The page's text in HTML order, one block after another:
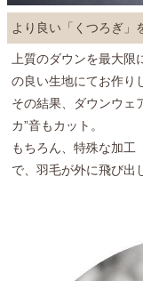
より良い「くつろぎ」
上質のダウンを最大
の良い生地にてお作り
その結果、ダウンウェ
カ”音もカット。
もちろん、特殊な加工
で、羽毛が外に飛び出